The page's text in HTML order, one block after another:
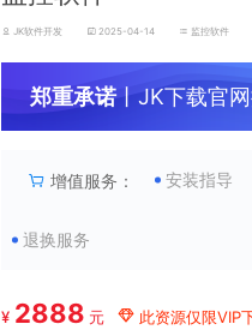
JK软件开发 2025-04-14 监控软件
郑重承诺丨JK下载官
增值服务： 安装指导
退换服务
¥ 2888 元 此资源仅限VIP